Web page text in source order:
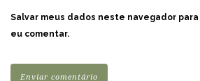
Salvar meus dados neste navegador para
eu comentar.